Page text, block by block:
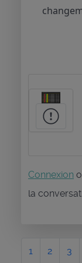
Connexion
la
1 2 3